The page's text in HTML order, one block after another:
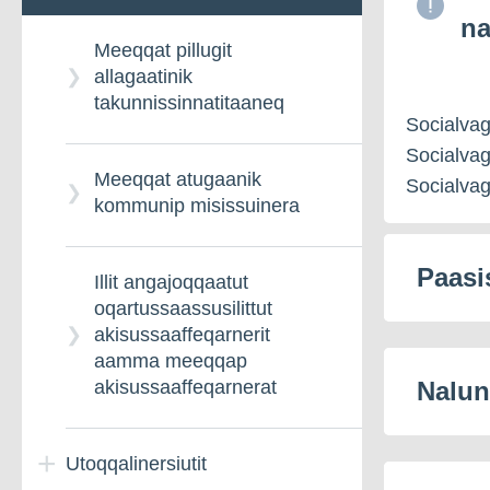
paaqqinnittarfiup
akornanni suleqatigiinneq
Akilersuummik immikkut
Ilinniagaqarnermut
Siumoortumik meeqqanut
akilersuutinik
tunniussineq
Meeqqat pillugit
allagaatinik
takunnissinnatitaaneq
Meeqqat atugaanik
kommunip misissuinera
Illit angajoqqaatut
oqartussaassusilittut
akisussaaffeqarnerit
aamma meeqqap
akisussaaffeqarnerat
Utoqqalinersiutit